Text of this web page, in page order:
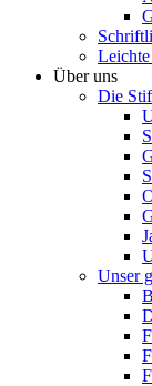
Über uns
Die
Unser